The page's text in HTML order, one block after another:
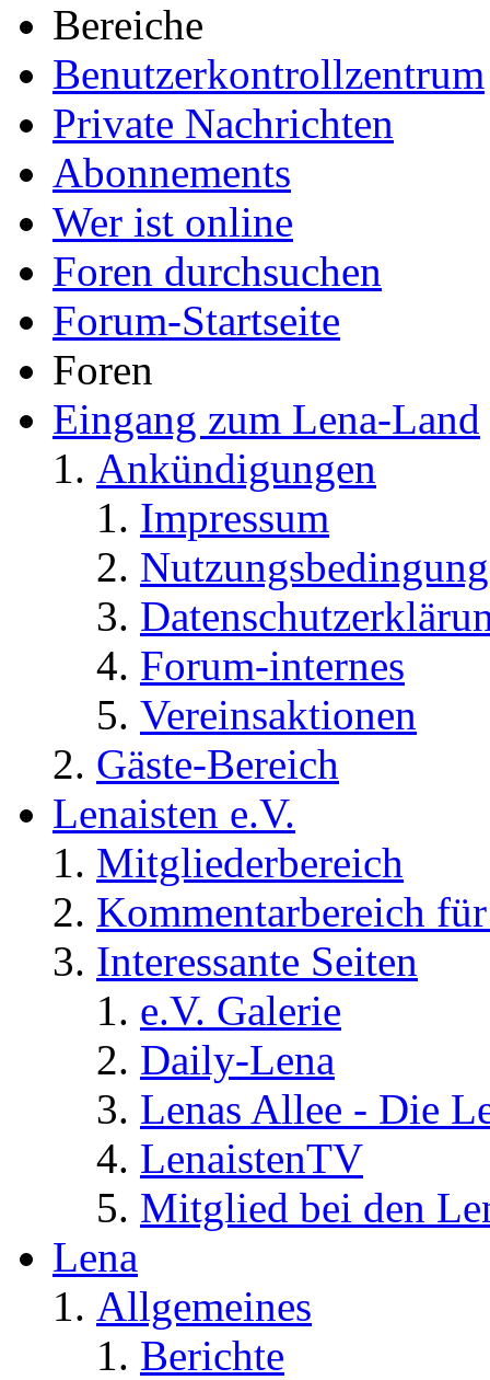
Bereiche
Benutzerkontrollzentrum
Private Nachrichten
Abonnements
Wer ist online
Foren durchsuchen
Forum-Startseite
Foren
Eingang zum Lena-Land
Ankündigungen
Impressum
Forum-internes
Vereinsaktionen
Gäste-Bereich
Lenaisten e.V.
Mitgliederbereich
Kommentarbereich
Interessante Seiten
e.V. Galerie
Daily-Lena
Lenas Allee - Die
LenaistenTV
Mitglied bei den
Lena
Allgemeines
Berichte